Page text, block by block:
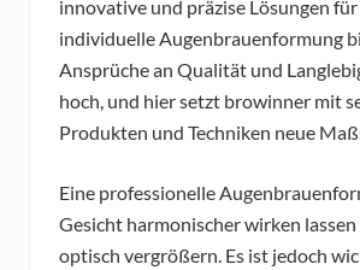
innovative und präzise Lösungen
individuelle Augenbrauenformung
Ansprüche an Qualität und
hoch, und hier setzt browinner mit
Produkten und Techniken neue
Eine professionelle
Gesicht harmonischer wirken
optisch vergrößern. Es ist jedoch